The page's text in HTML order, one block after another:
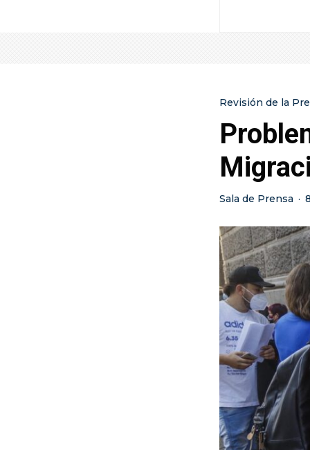
Revisión de la
Sala de Prensa ·